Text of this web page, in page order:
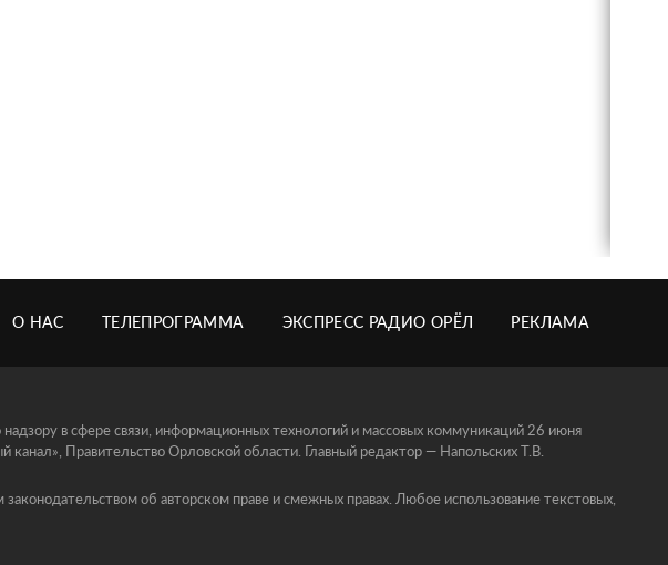
О НАС ТЕЛЕПРОГРАММА ЭКСПРЕСС РАДИО ОРЁЛ РЕКЛАМА
в сфере связи, информационных технологий и массовых коммуникаций 26 июня
Правительство Орловской области. Главный редактор — Напольских Т.В.
об авторском праве и смежных правах. Любое использование текстовых,